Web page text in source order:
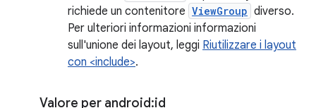
richiede un contenitore ViewGroup diverso.
Per ulteriori informazioni informazioni
sull'unione dei layout, leggi Riutilizzare i layout
con <include>.
Valore per android:id